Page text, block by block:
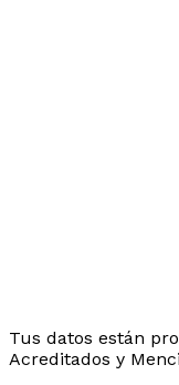
Tus datos están
Acreditados y